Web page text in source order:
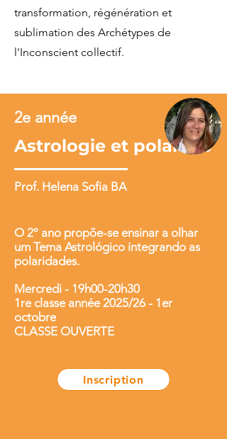
transformation, régénération et
sublimation des Archétypes de
l'Inconscient collectif.
2e année
Astrologie et polarités
Prof. Helena Sofia BA
O 2º ano propõe-se ensinar a olhar
um Tema Astrológico integrando as
polaridades.
Mercredi - 19h00-20h30
1re classe année 2025/26 - 1er
octobre
CLASSE OUVERTE
Inscription